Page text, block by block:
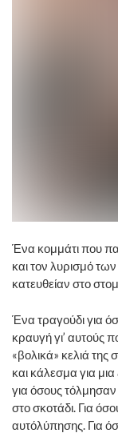
Ένα κομμάτι που
και τον λυρισμό
κατευθείαν στο
Ένα τραγούδι για
κραυγή γι’ αυτούς
«βολικά» κελιά
και κάλεσμα για
για όσους
στο σκοτάδι. Για
αυτόλύπησης. Για